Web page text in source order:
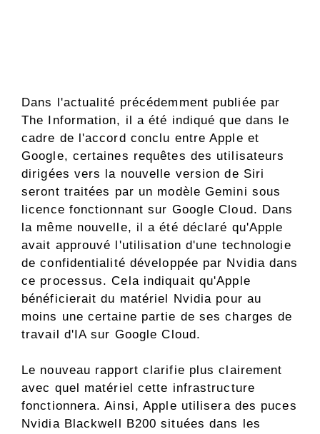
Dans l'actualité précédemment publiée par
The Information, il a été indiqué que dans le
cadre de l'accord conclu entre Apple et
Google, certaines requêtes des utilisateurs
dirigées vers la nouvelle version de Siri
seront traitées par un modèle Gemini sous
licence fonctionnant sur Google Cloud. Dans
la même nouvelle, il a été déclaré qu'Apple
avait approuvé l'utilisation d'une technologie
de confidentialité développée par Nvidia dans
ce processus. Cela indiquait qu'Apple
bénéficierait du matériel Nvidia pour au
moins une certaine partie de ses charges de
travail d'IA sur Google Cloud.
Le nouveau rapport clarifie plus clairement
avec quel matériel cette infrastructure
fonctionnera. Ainsi, Apple utilisera des puces
Nvidia Blackwell B200 situées dans les